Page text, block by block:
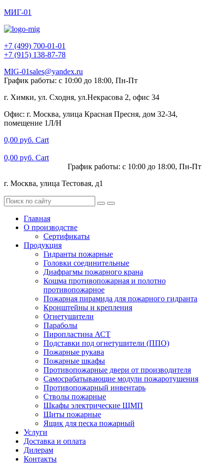
МИГ-01
+7 (499) 700-01-01
+7 (915) 138-87-78
MIG-01sales@yandex.ru
График работы: с 10:00 до 18:00, Пн-Пт
г. Химки, ул. Сходня, ул.Некрасова 2, офис 34
Офис: г. Москва, улица Красная Пресня, дом 32-34,
помещение 1Л/Н
0,00 руб. Cart
0,00 руб. Cart
График работы: с 10:00 до 18:00, Пн-Пт
г. Москва, улица Тестовая, д1
Главная
О производстве
Сертификаты
Продукция
Гидранты пожарные
Головки соединительные
Диафрагмы пожарного крана
Кошма противопожарная и полотно
противопожарное
Пожарная пирамида для пожарного гидранта
Кронштейны и крепления
Огнетушители
Параболы
Пиропластина АСТ
Подставки под огнетушители (ППО)
Пожарные рукава
Пожарные шкафы
Противопожарные двери от производителя
Самосрабатывающие модули пожаротушения
Противопожарный инвентарь
Стволы пожарные
Шкафы электрические ЩМП
Щиты пожарные
Ящик для песка пожарный
Услуги
Доставка и оплата
Дилерам
Контакты